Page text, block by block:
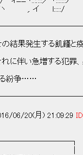
,. イ
の結果発生する飢
に伴い急増する犯罪
資源を廻る
06/20(月) 21:09:29